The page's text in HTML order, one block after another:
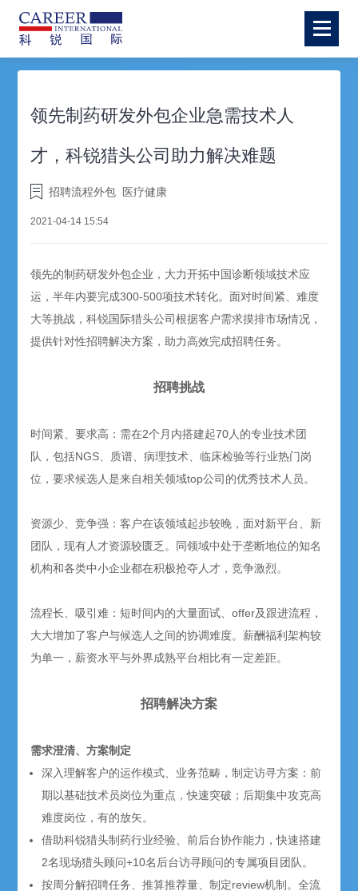
领先制药研发外包企业急需技术人
才，科锐猎头公司助力解决难题
招聘流程外包 医疗健康
2021-04-14 15:54
领先的制药研发外包企业，大力开拓中国诊断领域技术应
运，半年内要完成300-500项技术转化。面对时间紧、难度
大等挑战，科锐国际猎头公司根据客户需求摸排市场情况，
提供针对性招聘解决方案，助力高效完成招聘任务。
招聘挑战
时间紧、要求高：需在2个月内搭建起70人的专业技术团
队，包括NGS、质谱、病理技术、临床检验等行业热门岗
位，要求候选人是来自相关领域top公司的优秀技术人员。
资源少、竞争强：客户在该领域起步较晚，面对新平台、新
团队，现有人才资源较匮乏。同领域中处于垄断地位的知名
机构和各类中小企业都在积极抢夺人才，竞争激烈。
流程长、吸引难：短时间内的大量面试、offer及跟进流程，
大大增加了客户与候选人之间的协调难度。薪酬福利架构较
为单一，薪资水平与外界成熟平台相比有一定差距。
招聘解决方案
需求澄清、方案制定
深入理解客户的运作模式、业务范畴，制定访寻方案：前
期以基础技术员岗位为重点，快速突破；后期集中攻克高
难度岗位，有的放矢。
借助科锐猎头制药行业经验、前后台协作能力，快速搭建
2名现场猎头顾问+10名后台访寻顾问的专属项目团队。
按周分解招聘任务、推算推荐量、制定review机制。全流